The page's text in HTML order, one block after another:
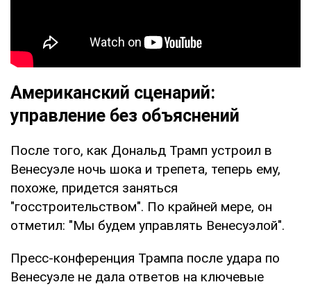
Американский сценарий:
управление без объяснений
После того, как Дональд Трамп устроил в
Венесуэле ночь шока и трепета, теперь ему,
похоже, придется заняться
"госстроительством". По крайней мере, он
отметил: "Мы будем управлять Венесуэлой".
Пресс-конференция Трампа после удара по
Венесуэле не дала ответов на ключевые